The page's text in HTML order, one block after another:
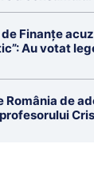
Finanțe
Au votat
România de